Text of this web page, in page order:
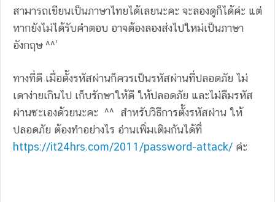
สามารถเขียนเป็นภาษาไทยได้เลยนะคะ จะลองดูก็ได้ค่ะ แต่
หากยังไม่ได้รับคำตอบ อาจต้องลองส่งไปใหม่เป็นภาษา
อังกฤษ ^^’
ทางที่ดี เมื่อตั้งรหัสผ่านก็ควรเป็นรหัสผ่านที่ปลอดภัย ไม่
เดาง่ายเกินไป เก็บรักษาให้ดี ให้ปลอดภัย และไม่ลืมรหัส
ผ่านซะเองด้วยนะคะ ^^ สำหรับวิธีการตั้งรหัสผ่าน ให้
ปลอดภัย ต้องทำอย่างไร อ่านเพิ่มเติมกันได้ที่
https://it24hrs.com/2011/password-attack/ ค่ะ